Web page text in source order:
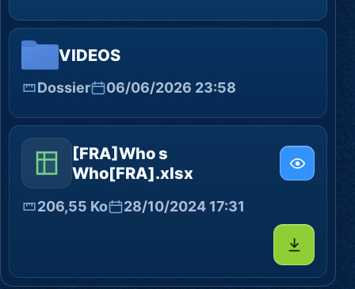
VIDEOS
Dossier 06/06/2026 23:58
[FRA]Who s
Who[FRA].xlsx
206,55 Ko 28/10/2024 17:31